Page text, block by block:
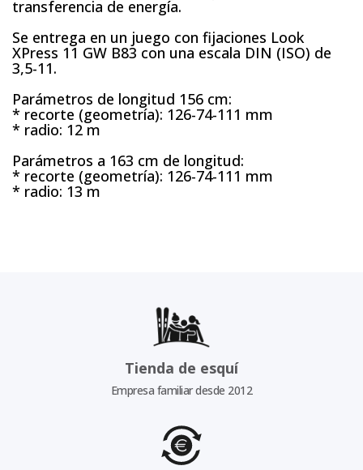
transferencia de energía.
Se entrega en un juego con fijaciones Look
XPress 11 GW B83 con una escala DIN (ISO) de
3,5-11.
Parámetros de longitud 156 cm:
* recorte (geometría): 126-74-111 mm
* radio: 12 m
Parámetros a 163 cm de longitud:
* recorte (geometría): 126-74-111 mm
* radio: 13 m
Tienda de esquí
Empresa familiar desde 2012